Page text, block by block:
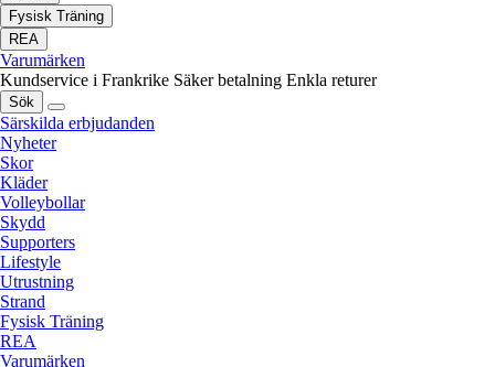
Fysisk Träning
REA
Varumärken
Kundservice i Frankrike Säker betalning Enkla returer
Sök
Särskilda erbjudanden
Nyheter
Skor
Kläder
Volleybollar
Skydd
Supporters
Lifestyle
Utrustning
Strand
Fysisk Träning
REA
Varumärken